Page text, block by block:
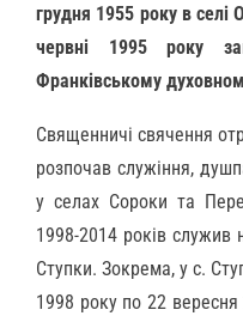
грудня 1955 року в селі
червні 1995 року
Франківському
Священничі свячення
розпочав служіння,
у селах Сороки та
1998-2014 років служив
Ступки. Зокрема, у с.
1998 року по 22